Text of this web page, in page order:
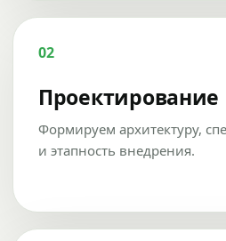
02
Проектирование
Формируем архитектуру,
и этапность внедрения.